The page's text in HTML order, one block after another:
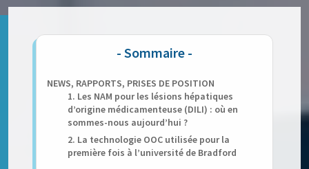
NEWS, RAPPORTS, PRISES DE POSITION
1. Les NAM pour les lésions hépatiques
d’origine médicamenteuse (DILI) : où en
sommes-nous aujourd’hui ?
2. La technologie OOC utilisée pour la
première fois à l’université de Bradford